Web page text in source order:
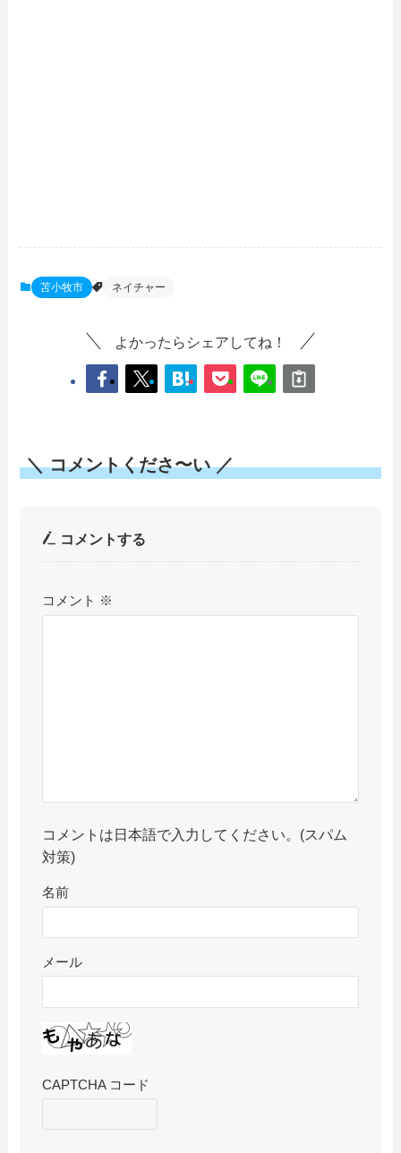
苫小牧市 ネイチャー
よかったらシェアしてね！
＼ コメントくださ〜い ／
コメントする
コメント ※
コメントは日本語で入力してください。(スパム
対策)
名前
メール
CAPTCHA コード